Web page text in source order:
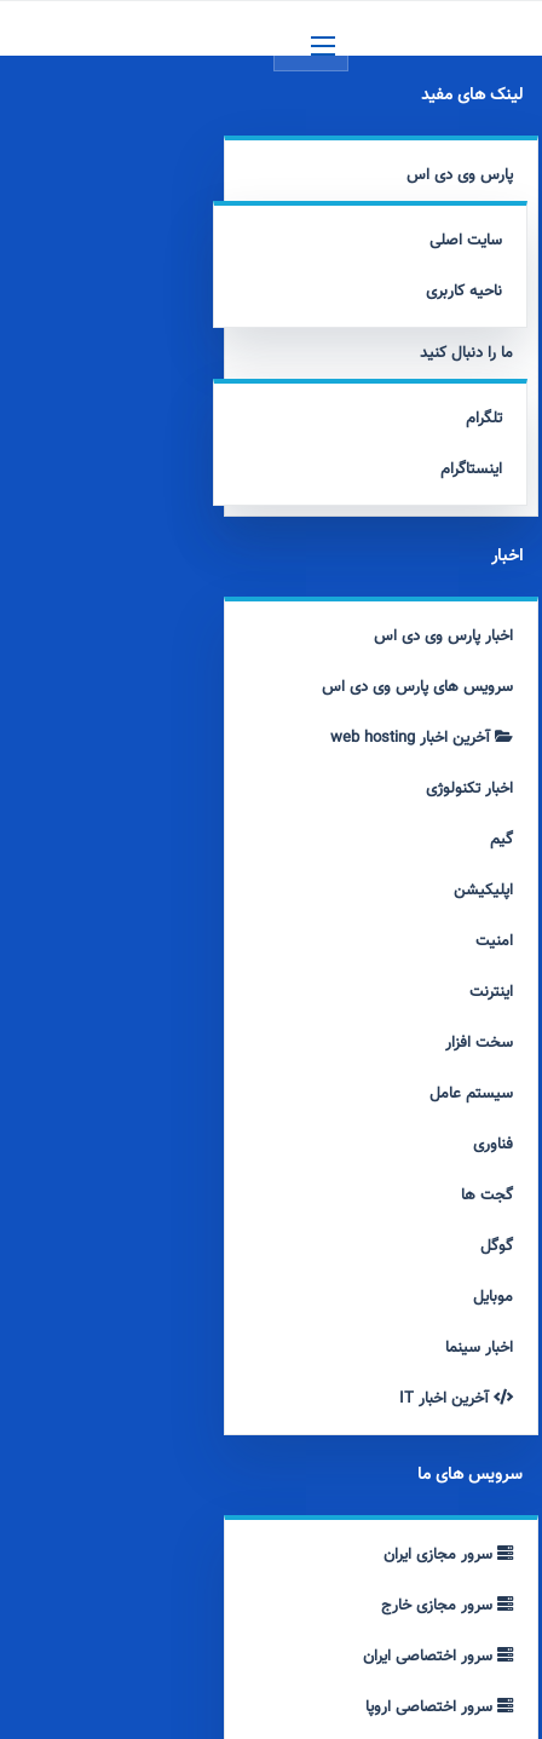
لینک های مفید
پارس وی دی اس
سایت اصلی
ناحیه کاربری
ما را دنبال کنید
تلگرام
اینستاگرام
اخبار
اخبار پارس وی دی اس
سرویس های پارس وی دی اس
آخرین اخبار web hosting
اخبار تکنولوژی
گیم
اپلیکیشن
امنیت
اینترنت
سخت افزار
سیستم عامل
فناوری
گجت ها
گوگل
موبایل
اخبار سینما
آخرین اخبار IT
سرویس های ما
سرور مجازی ایران
سرور مجازی خارج
سرور اختصاصی ایران
سرور اختصاصی اروپا